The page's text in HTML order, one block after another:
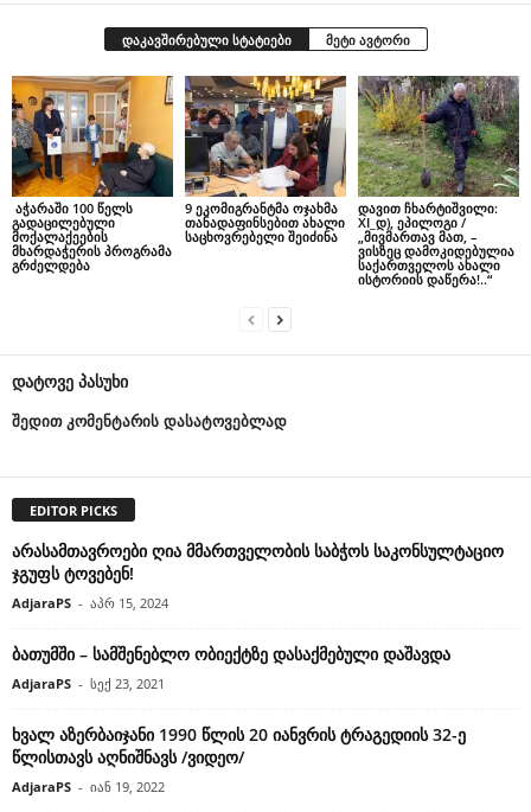
დაკავშირებული სტატიები მეტი ავტორი
აჭარაში 100 წელს
გადაცილებული
მოქალაქეების
მხარდაჭერის პროგრამა
გრძელდება
9 ეკომიგრანტმა ოჯახმა
თანადაფინსებით ახალი
საცხოვრებელი შეიძინა
დავით ჩხარტიშვილი:
XI_დ), ეპილოგი /
„მივმართავ მათ, –
ვისზეც დამოკიდებულია
საქართველოს ახალი
ისტორიის დაწერა!..“
დატოვე პასუხი
შედით კომენტარის დასატოვებლად
EDITOR PICKS
არასამთავროები ღია მმართველობის საბჭოს საკონსულტაციო
ჯგუფს ტოვებენ!
AdjaraPS - აპრ 15, 2024
ბათუმში – სამშენებლო ობიექტზე დასაქმებული დაშავდა
AdjaraPS - სექ 23, 2021
ხვალ აზერბაიჯანი 1990 წლის 20 იანვრის ტრაგედიის 32-ე
წლისთავს აღნიშნავს /ვიდეო/
AdjaraPS - იან 19, 2022